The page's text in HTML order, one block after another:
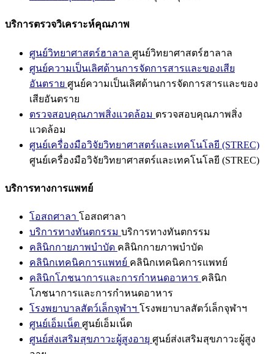
บริการตรวจวิเคราะห์คุณภาพ
ศูนย์วิทยาศาสตร์ฮาลาล ศูนย์วิทยาศาสตร์ฮาลาล
ศูนย์ความเป็นเลิศด้านการจัดการสารและของเสีย
อันตราย ศูนย์ความเป็นเลิศด้านการจัดการสารและของ
เสียอันตราย
ตรวจสอบคุณภาพสิ่งแวดล้อม ตรวจสอบคุณภาพสิ่ง
แวดล้อม
ศูนย์เครื่องมือวิจัยวิทยาศาสตร์และเทคโนโลยี (STREC)
ศูนย์เครื่องมือวิจัยวิทยาศาสตร์และเทคโนโลยี (STREC)
บริการทางการแพทย์
โอสถศาลา โอสถศาลา
บริการทางทันตกรรม บริการทางทันตกรรม
คลินิกกายภาพบำบัด คลินิกกายภาพบำบัด
คลินิกเทคนิคการแพทย์ คลินิกเทคนิคการแพทย์
คลินิกโภชนาการและการกำหนดอาหาร คลินิก
โภชนาการและการกำหนดอาหาร
โรงพยาบาลสัตว์เล็กจุฬาฯ โรงพยาบาลสัตว์เล็กจุฬาฯ
ศูนย์เอ็มเน็ต ศูนย์เอ็มเน็ต
ศูนย์ส่งเสริมสุขภาวะผู้สูงอายุ ศูนย์ส่งเสริมสุขภาวะผู้สูง